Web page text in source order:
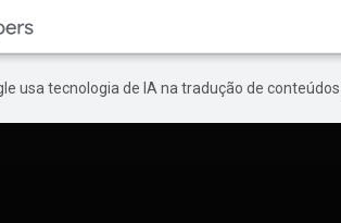
usa tecnologia de IA na tradução de